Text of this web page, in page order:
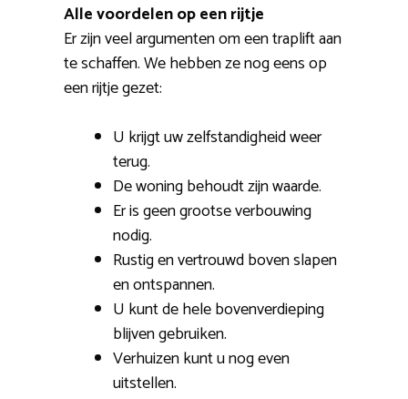
Alle voordelen op een rijtje
Er zijn veel argumenten om een traplift aan
te schaffen. We hebben ze nog eens op
een rijtje gezet:
U krijgt uw zelfstandigheid weer
terug.
De woning behoudt zijn waarde.
Er is geen grootse verbouwing
nodig.
Rustig en vertrouwd boven slapen
en ontspannen.
U kunt de hele bovenverdieping
blijven gebruiken.
Verhuizen kunt u nog even
uitstellen.